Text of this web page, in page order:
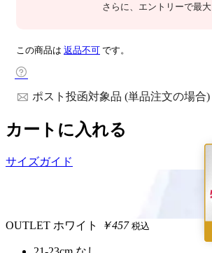
さらに 、エントリーで最大
この商品は 返品不可 です。
ポスト投函対象品 (単品注文の場合)
カートに入れる
サイズガイド
OUTLET ホワイト ￥457 税込